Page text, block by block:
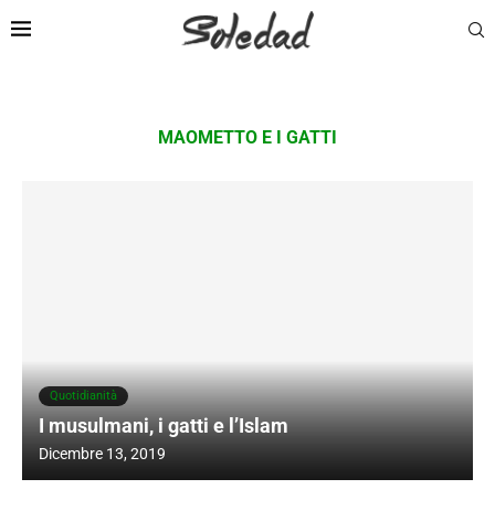
MAOMETTO E I GATTI
Quotidianità
I musulmani, i gatti e l’Islam
Dicembre 13, 2019